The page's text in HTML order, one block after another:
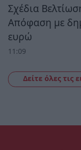
Σχέδια
Απόφαση με
ευρώ
11:09
Δείτε όλες τις